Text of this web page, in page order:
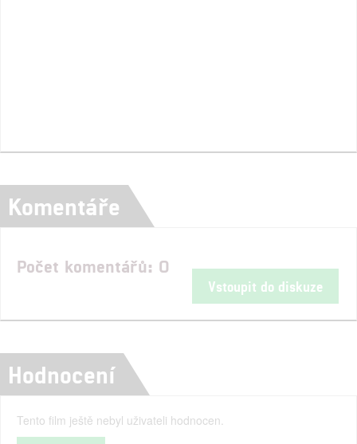
Komentáře
Počet komentářů: 0
Vstoupit do diskuze
Hodnocení
Tento film ještě nebyl uživateli hodnocen.